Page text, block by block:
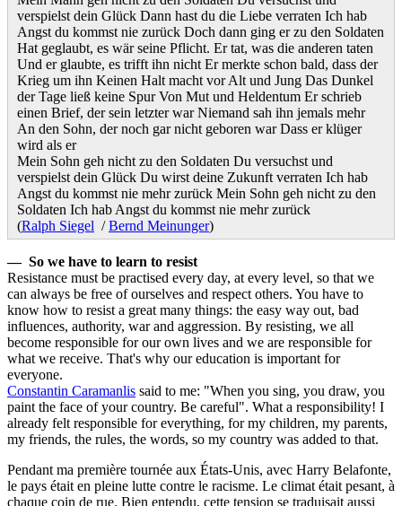
verspielst dein Glück Dann hast du die Liebe verraten Ich hab
Angst du kommst nie zurück Doch dann ging er zu den Soldaten
Hat geglaubt, es wär seine Pflicht. Er tat, was die anderen taten
Und er glaubte, es trifft ihn nicht Er merkte schon bald, dass der
Krieg um ihn Keinen Halt macht vor Alt und Jung Das Dunkel
der Tage ließ keine Spur Von Mut und Heldentum Er schrieb
einen Brief, der sein letzter war Niemand sah ihn jemals mehr
An den Sohn, der noch gar nicht geboren war Dass er klüger
wird als er
Mein Sohn geh nicht zu den Soldaten Du versuchst und
verspielst dein Glück Du wirst deine Zukunft verraten Ich hab
Angst du kommst nie mehr zurück Mein Sohn geh nicht zu den
Soldaten Ich hab Angst du kommst nie mehr zurück
(Ralph Siegel /Bernd Meinunger)
— So we have to learn to resist
Resistance must be practised every day, at every level, so that we
can always be free of ourselves and respect others. You have to
know how to resist a great many things: the easy way out, bad
influences, authority, war and aggression. By resisting, we all
become responsible for our own lives and we are responsible for
what we receive. That's why our education is important for
everyone.
Constantin Caramanlis said to me: "When you sing, you draw, you
paint the face of your country. Be careful". What a responsibility! I
already felt responsible for everything, for my children, my parents,
my friends, the rules, the words, so my country was added to that.
Pendant ma première tournée aux États-Unis, avec Harry Belafonte,
le pays était en pleine lutte contre le racisme. Le climat était pesant, à
chaque coin de rue. Bien entendu, cette tension se traduisait aussi